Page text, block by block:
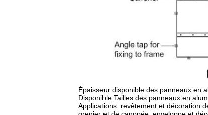
Épaisseur disponible des panneaux en
Disponible Tailles des panneaux en
Applications: revêtement et décoration